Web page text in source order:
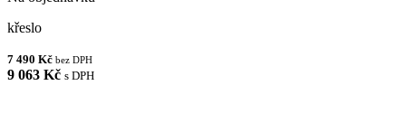
křeslo
7 490 Kč bez DPH
9 063 Kč s DPH